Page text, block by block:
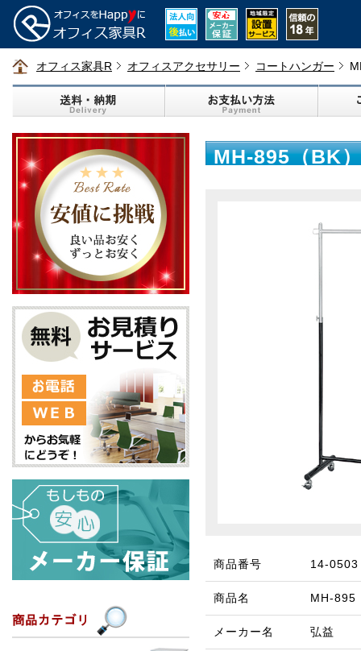
オフィス家具R オフィスアクセサリー コートハンガー
MH-895（BK
商品番号 14-0503
商品名 MH-895
メーカー名 弘益